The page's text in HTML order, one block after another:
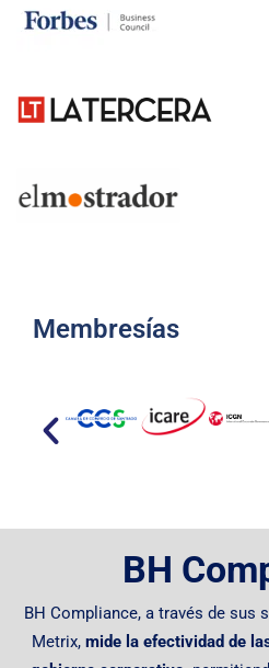
Membresías​
BH
BH Compliance, a través de sus
Metrix, mide la efectividad de